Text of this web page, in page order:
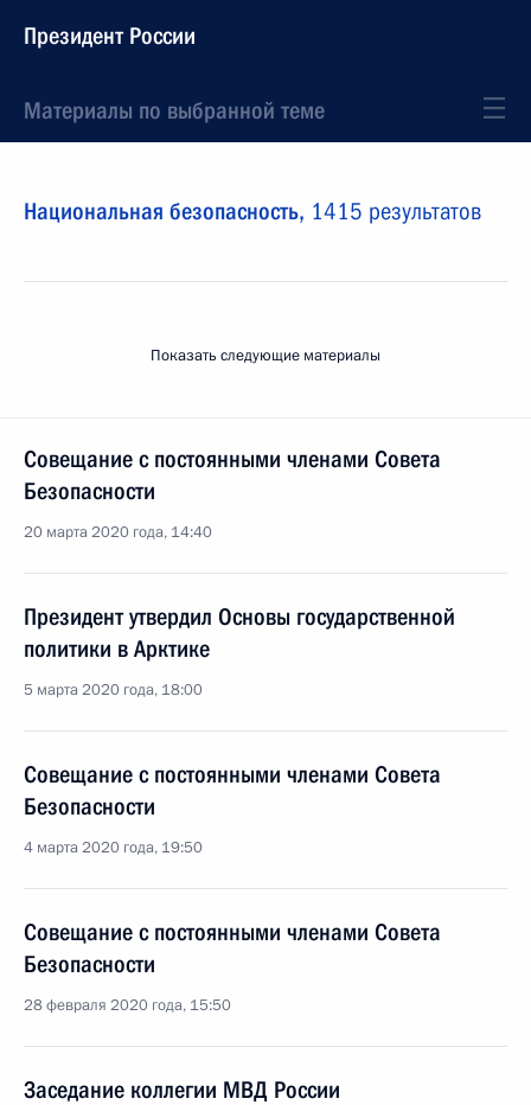
Президент России
Материалы по выбранной теме
Национальная безопасность, 1415 результатов
Показать следующие материалы
Совещание с постоянными членами Совета
Безопасности
20 марта 2020 года, 14:40
Президент утвердил Основы государственной
политики в Арктике
5 марта 2020 года, 18:00
Совещание с постоянными членами Совета
Безопасности
4 марта 2020 года, 19:50
Совещание с постоянными членами Совета
Безопасности
28 февраля 2020 года, 15:50
Заседание коллегии МВД России